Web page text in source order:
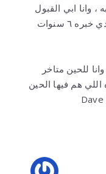
وانا ابي القبول
باسرع وقت وارسلت لهم خطاب ان عندي خبره ٦ سنوات
ف شهر ١ للاسف وانا للحين متاخر
هم فيها الحين